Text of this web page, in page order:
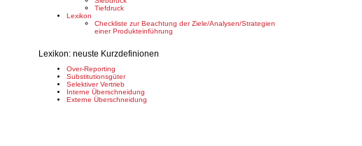
Tiefdruck
Lexikon
Checkliste zur Beachtung der Ziele/Analysen/Strategien
einer Produkteinführung
Lexikon: neuste Kurzdefinionen
Over-Reporting
Substitutionsgüter
Selektiver Vertrieb
Interne Überschneidung
Externe Überschneidung